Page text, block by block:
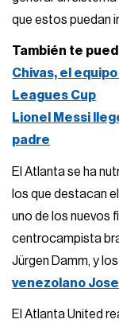
que estos puedan
También te
Chivas, el
Leagues Cup
Lionel Messi
padre
El Atlanta se ha
los que destacan
uno de los nuevos
centrocampista
Jürgen Damm, y
venezolano
El Atlanta United